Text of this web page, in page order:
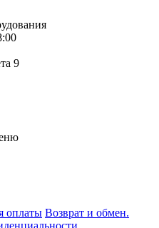
9
оплаты Возврат и обмен.